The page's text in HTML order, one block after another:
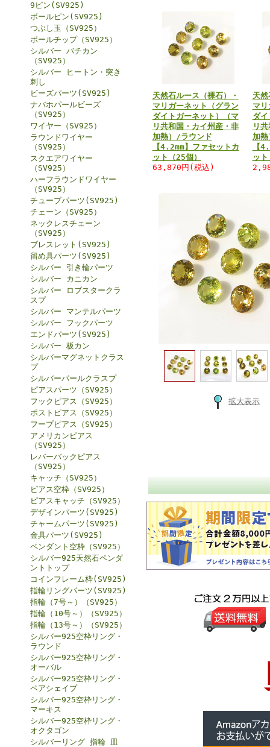
9ピン(SV925)
ボールピン(SV925)
つぶし玉（SV925）
ボールチップ（SV925）
シルバー バチカン
（SV925）
シルバー ヒートン・突き
刺し
ビーズパーツ(SV925)
ナバホパールビーズ
（SV925）
ワイヤー（SV925）
ラウンドワイヤー
（SV925）
スクエアワイヤー
（SV925）
ハーフラウンドワイヤー
（SV925）
チューブパーツ(SV925)
チェーン（SV925）
ネックレスチェーン
（SV925）
ブレスレット(SV925)
留め具パーツ(SV925)
シルバー 引き輪パーツ
シルバー カニカン
シルバー ロブスタークラ
スプ
シルバー マンテルパーツ
シルバー フックパーツ
エンドパーツ(SV925)
シルバー 板カン
シルバーマグネットクラス
プ
シルバーパールクラスプ
ピアスパーツ（SV925）
フックピアス（SV925）
ポストピアス（SV925）
フープピアス（SV925）
アメリカンピアス
（SV925）
レバーバックピアス
（SV925）
キャッチ（SV925）
ピアス空枠（SV925）
ピアスキャッチ（SV925）
デザインパーツ(SV925)
チャームパーツ(SV925)
金具パーツ(SV925)
ペンダント空枠（SV925）
シルバー925天然石ペンダ
ントトップ
コインフレーム枠(SV925)
指輪リングパーツ(SV925)
指輪（7号～）（SV925）
指輪（10号～）（SV925）
指輪（13号～）（SV925）
シルバー925空枠リング・
ラウンド
シルバー925空枠リング・
オーバル
シルバー925空枠リング・
ペアシェイプ
シルバー925空枠リング・
マーキス
シルバー925空枠リング・
オクタゴン
シルバーリング 指輪 皿
天然石ルース（裸石）・
マリガーネット（グラン
ダイトガーネット）（マ
リ共和国・カイ州産・非
加熱）/ラウンド
【4.2mm】ファセットカ
ット（25個）
63,870円(税込)
天
マ
ダ
リ
加
【
ッ
拡大表示